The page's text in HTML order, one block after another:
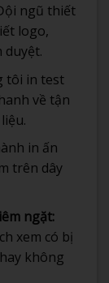
ngũ thiết
logo,
tôi in test
về tận
in ấn
trên dây
ngặt:
xem có bị
không